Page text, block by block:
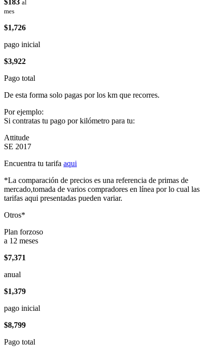
al
mes
$1,726
pago inicial
$3,922
Pago total
De esta forma solo pagas por los km que recorres.
Por ejemplo:
Si contratas tu pago por kilómetro para tu:
Attitude
SE 2017
Encuentra tu tarifa aqui
*La comparación de precios es una referencia de primas de
mercado,tomada de varios compradores en línea por lo cual las
tarifas aqui presentadas pueden variar.
Otros*
Plan forzoso
a 12 meses
$7,371
anual
$1,379
pago inicial
$8,799
Pago total